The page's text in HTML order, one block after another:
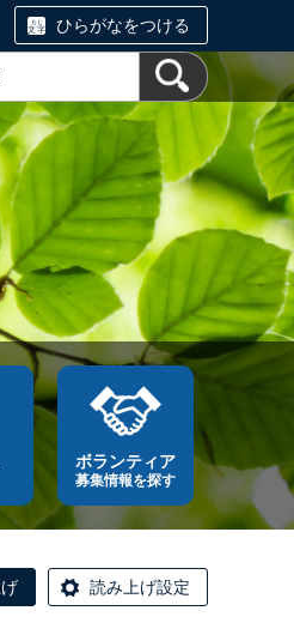
ひらがなをつける
ボランティア
募集情報を探す
読み上げ設定